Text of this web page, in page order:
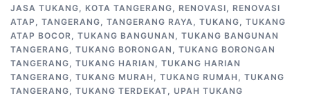
JASA TUKANG, KOTA TANGERANG, RENOVASI, RENOVASI
ATAP , TANGERANG, TANGERANG RAYA, TUKANG, TUKANG
ATAP BOCOR, TUKANG BANGUNAN , TUKANG BANGUNAN
TANGERANG, TUKANG BORONGAN , TUKANG BORONGAN
TANGERANG, TUKANG HARIAN , TUKANG HARIAN
TANGERANG, TUKANG MURAH , TUKANG RUMAH , TUKANG
TANGERANG, TUKANG TERDEKAT, UPAH TUKANG